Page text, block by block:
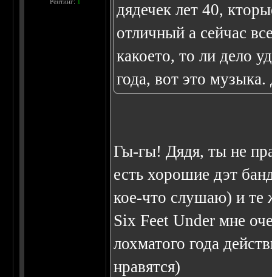
дядечек лет 40,
отличный а сейчас
какоето, то ли дело
года, вот это музыка.
Гы-гы! Дядя, ты не
есть хорошие дэт
кое-что слушаю) и
Six Feet Under мне
лохматого года
нравятся)